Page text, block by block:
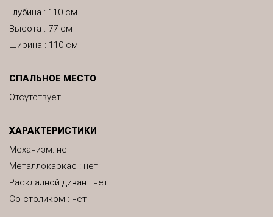
Глубина : 110 см
Высота : 77 см
Ширина : 110 см
СПАЛЬНОЕ МЕСТО
Отсутствует
ХАРАКТЕРИСТИКИ
Механизм: нет
Металлокаркас : нет
Раскладной диван : нет
Со столиком : нет